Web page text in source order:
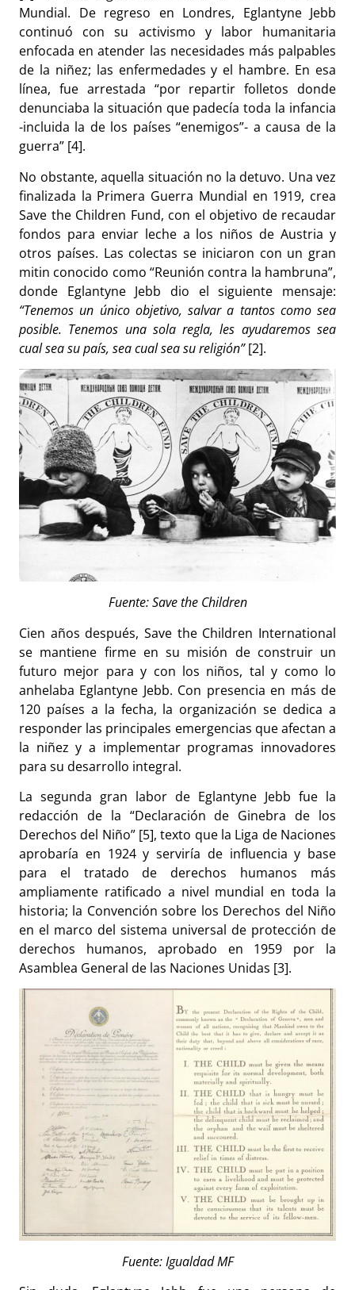
Mundial. De regreso en Londres, Eglantyne Jebb
continuó con su activismo y labor humanitaria
enfocada en atender las necesidades más palpables
de la niñez; las enfermedades y el hambre. En esa
línea, fue arrestada “por repartir folletos donde
denunciaba la situación que padecía toda la infancia
-incluida la de los países “enemigos”- a causa de la
guerra” [4].
No obstante, aquella situación no la detuvo. Una vez
finalizada la Primera Guerra Mundial en 1919, crea
Save the Children Fund, con el objetivo de recaudar
fondos para enviar leche a los niños de Austria y
otros países. Las colectas se iniciaron con un gran
mitin conocido como “Reunión contra la hambruna”,
donde Eglantyne Jebb dio el siguiente mensaje:
“Tenemos un único objetivo, salvar a tantos como sea
posible. Tenemos una sola regla, les ayudaremos sea
cual sea su país, sea cual sea su religión”[2].
Fuente: Save the Children
Cien años después, Save the Children International
se mantiene firme en su misión de construir un
futuro mejor para y con los niños, tal y como lo
anhelaba Eglantyne Jebb. Con presencia en más de
120 países a la fecha, la organización se dedica a
responder las principales emergencias que afectan a
la niñez y a implementar programas innovadores
para su desarrollo integral.
La segunda gran labor de Eglantyne Jebb fue la
redacción de la “Declaración de Ginebra de los
Derechos del Niño” [5], texto que la Liga de Naciones
aprobaría en 1924 y serviría de influencia y base
para el tratado de derechos humanos más
ampliamente ratificado a nivel mundial en toda la
historia; la Convención sobre los Derechos del Niño
en el marco del sistema universal de protección de
derechos humanos, aprobado en 1959 por la
Asamblea General de las Naciones Unidas [3].
Fuente: Igualdad MF